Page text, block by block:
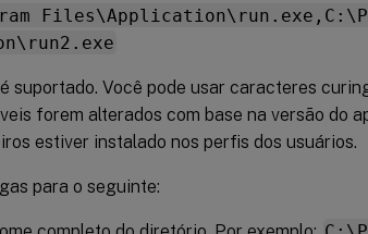
suportado. Você pode usar caracteres
forem alterados com base na versão do
estiver instalado nos perfis dos usuários.
para o seguinte: